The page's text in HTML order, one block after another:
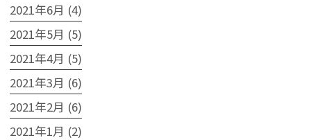
2021年6月 (4)
2021年5月 (5)
2021年4月 (5)
2021年3月 (6)
2021年2月 (6)
2021年1月 (2)